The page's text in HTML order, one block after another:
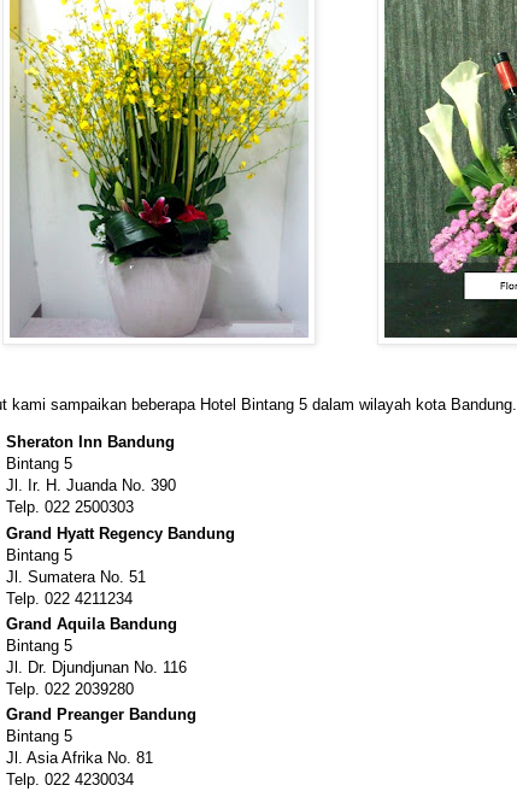
kami sampaikan beberapa Hotel Bintang 5 dalam wilayah kota Bandung.
Sheraton Inn Bandung
Bintang 5
Jl. Ir. H. Juanda No. 390
Telp. 022 2500303
Grand Hyatt Regency Bandung
Bintang 5
Jl. Sumatera No. 51
Telp. 022 4211234
Grand Aquila Bandung
Bintang 5
Jl. Dr. Djundjunan No. 116
Telp. 022 2039280
Grand Preanger Bandung
Bintang 5
Jl. Asia Afrika No. 81
Telp. 022 4230034